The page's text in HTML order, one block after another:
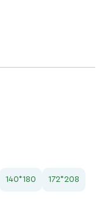
140*180 172*208